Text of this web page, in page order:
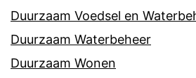
Duurzaam Voedsel en
Duurzaam Waterbeheer
Duurzaam Wonen